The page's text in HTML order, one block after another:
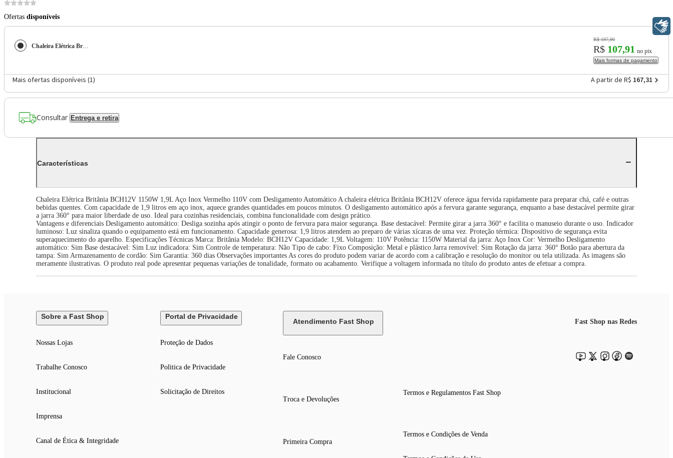
Ofertas disponíveis
Chaleira Elétrica Britânia BCH12V 1150W 1,9L Inox Vermelho 110V com Base Giratória 360°
R$ 197,90
R$ 107,91 no pix
Mais formas de pagamento
Mais ofertas disponíveis (1) A partir de R$ 167,31
Consultar Entrega e retira
Características
Chaleira Elétrica Britânia BCH12V 1150W 1,9L Aço Inox Vermelho 110V com Desligamento Automático A chaleira elétrica Britânia BCH12V oferece água fervida rapidamente para preparar chá, café e outras
bebidas quentes. Com capacidade de 1,9 litros em aço inox, aquece grandes quantidades em poucos minutos. O desligamento automático após a fervura garante segurança, enquanto a base destacável permite girar
a jarra 360° para maior liberdade de uso. Ideal para cozinhas residenciais, combina funcionalidade com design prático.
Vantagens e diferenciais Desligamento automático: Desliga sozinha após atingir o ponto de fervura para maior segurança. Base destacável: Permite girar a jarra 360° e facilita o manuseio durante o uso. Indicador
luminoso: Luz sinaliza quando o equipamento está em funcionamento. Capacidade generosa: 1,9 litros atendem ao preparo de várias xícaras de uma vez. Proteção térmica: Dispositivo de segurança evita
superaquecimento do aparelho. Especificações Técnicas Marca: Britânia Modelo: BCH12V Capacidade: 1,9L Voltagem: 110V Potência: 1150W Material da jarra: Aço Inox Cor: Vermelho Desligamento
automático: Sim Base destacável: Sim Luz indicadora: Sim Controle de temperatura: Não Tipo de cabo: Fixo Composição: Metal e plástico Jarra removível: Sim Rotação da jarra: 360° Botão para abertura da
tampa: Sim Armazenamento de cordão: Sim Garantia: 360 dias Observações importantes As cores do produto podem variar de acordo com a calibração e resolução do monitor ou tela utilizada. As imagens são
meramente ilustrativas. O produto real pode apresentar pequenas variações de tonalidade, formato ou acabamento. Verifique a voltagem informada no título do produto antes de efetuar a compra.
Sobre a Fast Shop
Nossas Lojas
Trabalhe Conosco
Institucional
Imprensa
Canal de Ética & Integridade
Portal de Privacidade
Proteção de Dados
Politica de Privacidade
Solicitação de Direitos
Atendimento Fast Shop
Fale Conosco
Troca e Devoluções
Primeira Compra
Termos e Regulamentos Fast Shop
Termos e Condições de Venda
Fast Shop nas Redes
Libras